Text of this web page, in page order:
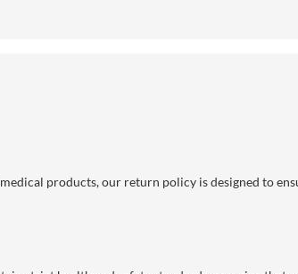
products, our return policy is designed to